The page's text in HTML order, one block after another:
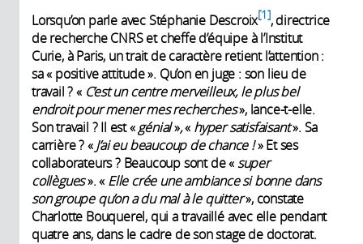
Lorsqu’on parle avec Stéphanie Descroix 1 , directrice
de recherche CNRS et cheffe d’équipe à l’Institut
Curie, à Paris, un trait de caractère retient l’attention :
sa « positive attitude ». Qu’on en juge : son lieu de
travail ? « C’est un centre merveilleux, le plus bel
endroit pour mener mes recherches», lance-t-elle.
Son travail ? Il est «génial»,« hyper satisfaisant». Sa
carrière ? «J’ai eu beaucoup de chance !» Et ses
collaborateurs ? Beaucoup sont de «super
collègues». « Elle crée une ambiance si bonne dans
son groupe qu’on a du mal à le quitter», constate
Charlotte Bouquerel, qui a travaillé avec elle pendant
quatre ans, dans le cadre de son stage de doctorat.